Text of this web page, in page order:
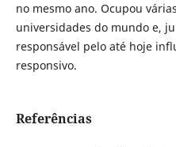
no mesmo ano. Ocupou
universidades do mundo e,
responsável pelo até hoje
responsivo.
Referências